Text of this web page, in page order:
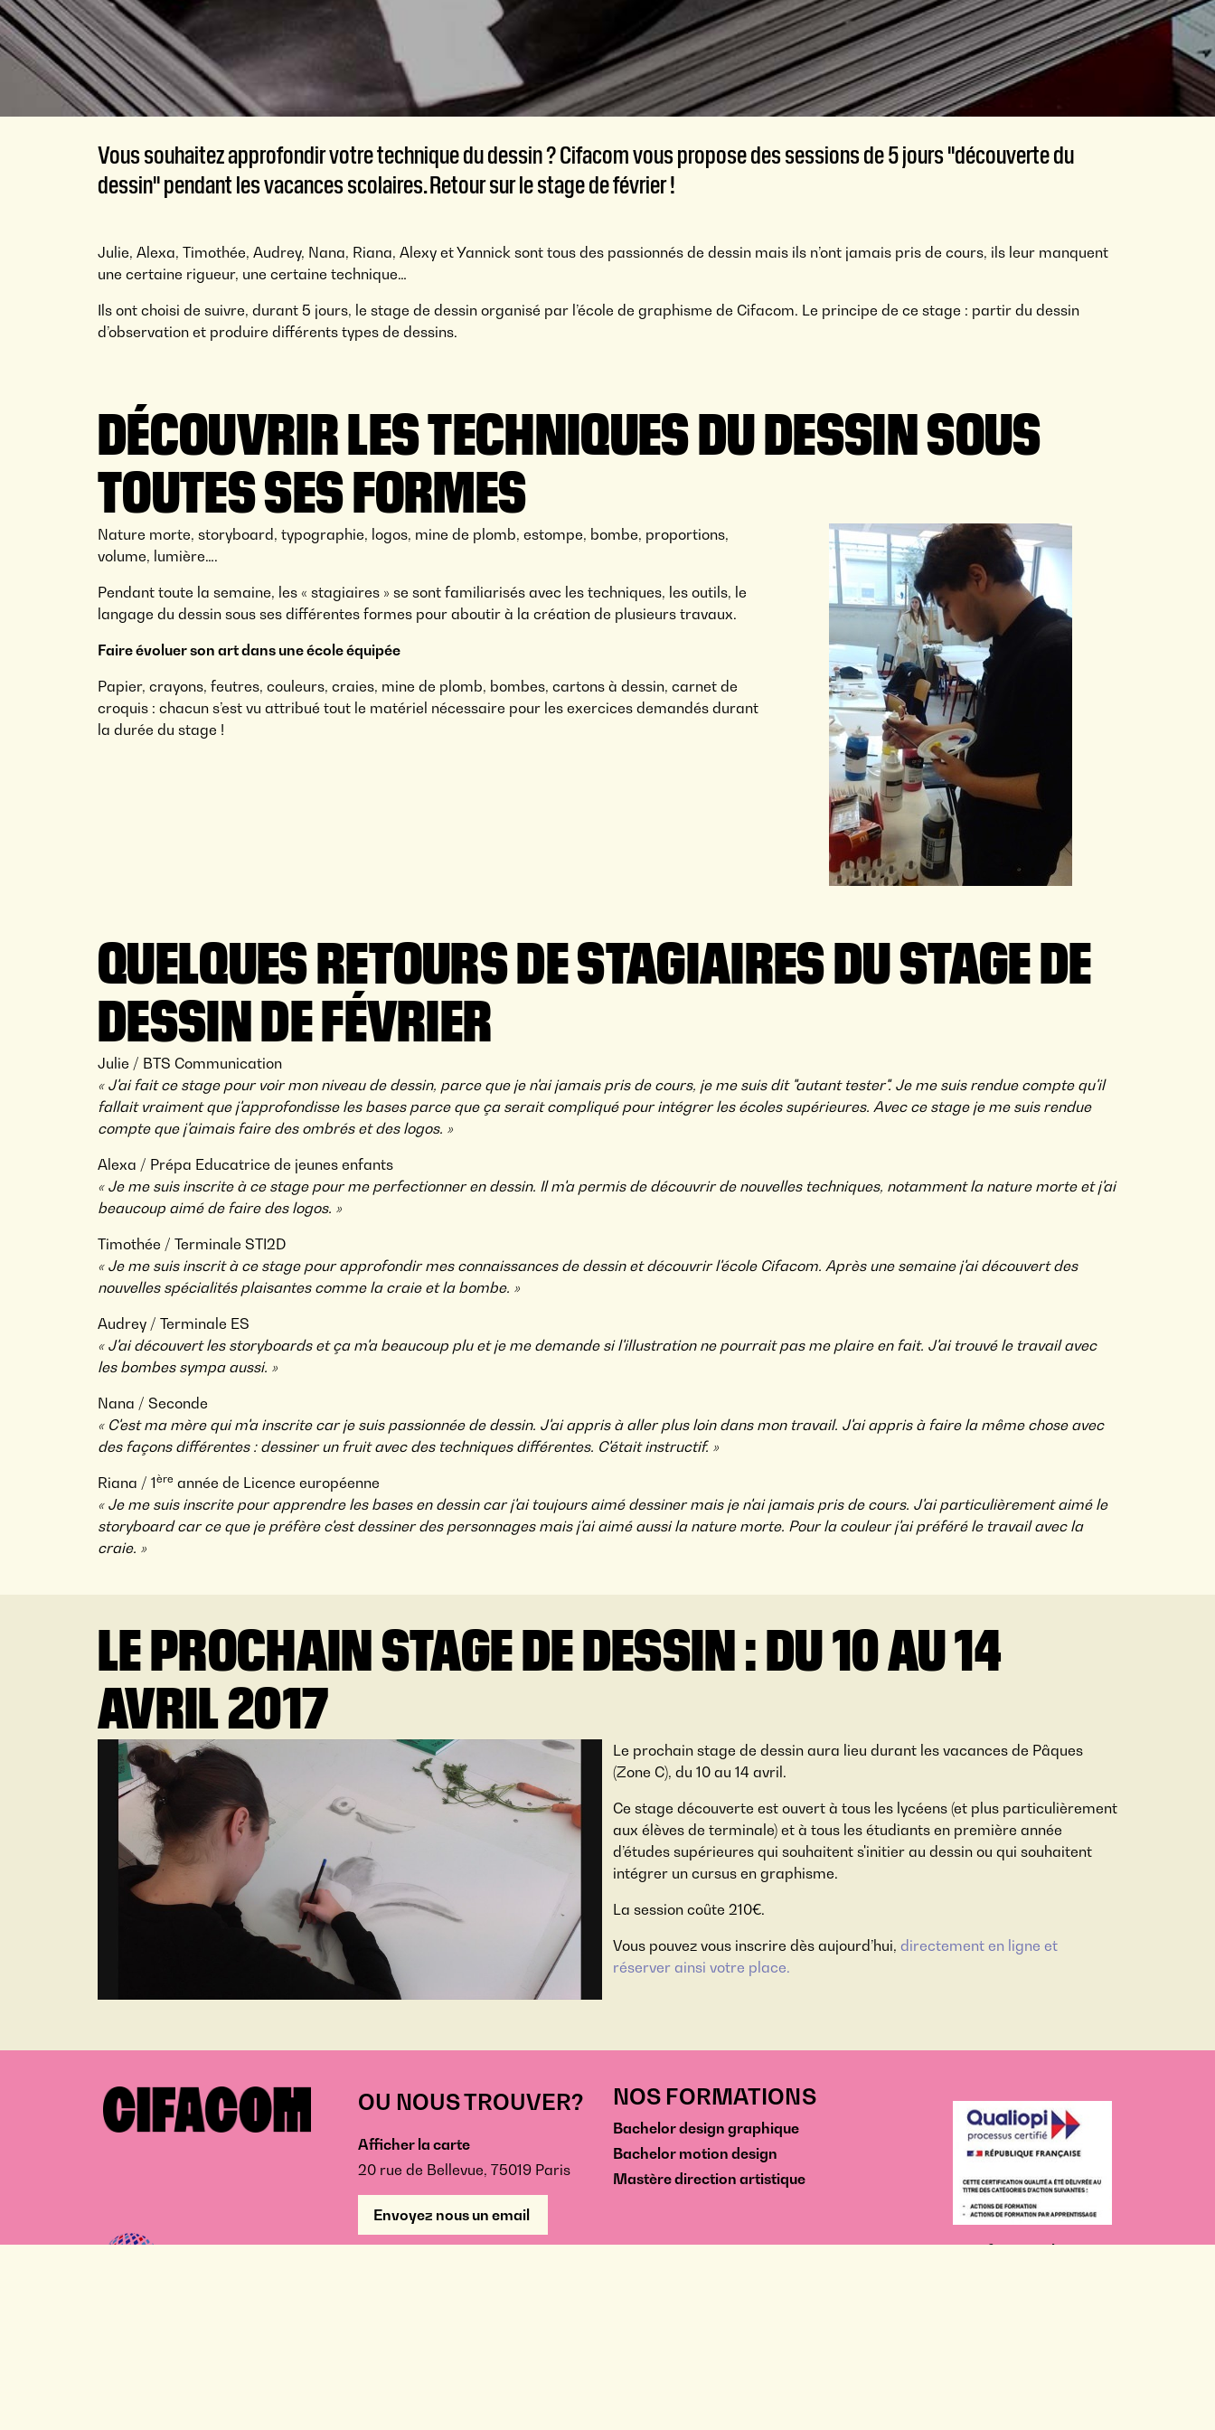
Vous souhaitez approfondir votre technique du dessin ? Cifacom vous propose des sessions de 5 jours "découverte du
dessin" pendant les vacances scolaires. Retour sur le stage de février !
Julie, Alexa, Timothée, Audrey, Nana, Riana, Alexy et Yannick sont tous des passionnés de dessin mais ils n’ont jamais pris de cours, ils leur manquent
une certaine rigueur, une certaine technique…
Ils ont choisi de suivre, durant 5 jours, le stage de dessin organisé par l’école de graphisme de Cifacom. Le principe de ce stage : partir du dessin
d’observation et produire différents types de dessins.
DÉCOUVRIR LES TECHNIQUES DU DESSIN SOUS
TOUTES SES FORMES
Nature morte, storyboard, typographie, logos, mine de plomb, estompe, bombe, proportions,
volume, lumière….
Pendant toute la semaine, les « stagiaires » se sont familiarisés avec les techniques, les outils, le
langage du dessin sous ses différentes formes pour aboutir à la création de plusieurs travaux.
Faire évoluer son art dans une école équipée
Papier, crayons, feutres, couleurs, craies, mine de plomb, bombes, cartons à dessin, carnet de
croquis : chacun s’est vu attribué tout le matériel nécessaire pour les exercices demandés durant
la durée du stage !
QUELQUES RETOURS DE STAGIAIRES DU STAGE DE
DESSIN DE FÉVRIER
Julie / BTS Communication
« J'ai fait ce stage pour voir mon niveau de dessin, parce que je n'ai jamais pris de cours, je me suis dit "autant tester". Je me suis rendue compte qu'il
fallait vraiment que j'approfondisse les bases parce que ça serait compliqué pour intégrer les écoles supérieures. Avec ce stage je me suis rendue
compte que j'aimais faire des ombrés et des logos. »
Alexa / Prépa Educatrice de jeunes enfants
« Je me suis inscrite à ce stage pour me perfectionner en dessin. Il m'a permis de découvrir de nouvelles techniques, notamment la nature morte et j'ai
beaucoup aimé de faire des logos. »
Timothée / Terminale STI2D
« Je me suis inscrit à ce stage pour approfondir mes connaissances de dessin et découvrir l'école Cifacom. Après une semaine j'ai découvert des
nouvelles spécialités plaisantes comme la craie et la bombe. »
Audrey / Terminale ES
« J'ai découvert les storyboards et ça m'a beaucoup plu et je me demande si l'illustration ne pourrait pas me plaire en fait. J'ai trouvé le travail avec
les bombes sympa aussi. »
Nana / Seconde
« C'est ma mère qui m'a inscrite car je suis passionnée de dessin. J'ai appris à aller plus loin dans mon travail. J'ai appris à faire la même chose avec
des façons différentes : dessiner un fruit avec des techniques différentes. C'était instructif. »
Riana / 1ère année de Licence européenne
« Je me suis inscrite pour apprendre les bases en dessin car j'ai toujours aimé dessiner mais je n'ai jamais pris de cours. J'ai particulièrement aimé le
storyboard car ce que je préfère c'est dessiner des personnages mais j'ai aimé aussi la nature morte. Pour la couleur j'ai préféré le travail avec la
craie. »
LE PROCHAIN STAGE DE DESSIN : DU 10 AU 14
AVRIL 2017
Le prochain stage de dessin aura lieu durant les vacances de Pâques
(Zone C), du 10 au 14 avril.
Ce stage découverte est ouvert à tous les lycéens (et plus particulièrement
aux élèves de terminale) et à tous les étudiants en première année
d’études supérieures qui souhaitent s'initier au dessin ou qui souhaitent
intégrer un cursus en graphisme.
La session coûte 210€.
Vous pouvez vous inscrire dès aujourd’hui, directement en ligne et
réserver ainsi votre place.
OU NOUS TROUVER?
Afficher la carte
20 rue de Bellevue, 75019 Paris
Envoyez nous un email
NOS FORMATIONS
Bachelor design graphique
Bachelor motion design
Mastère direction artistique
Certificat Qualiopi